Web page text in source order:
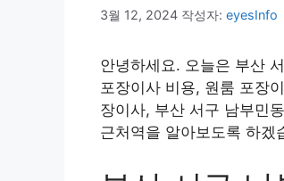
3월 12, 2024 작성자: eyesInfo
안녕하세요. 오늘은 부산
포장이사 비용, 원룸 포장
장이사, 부산 서구 남부민
근처역을 알아보도록 하겠